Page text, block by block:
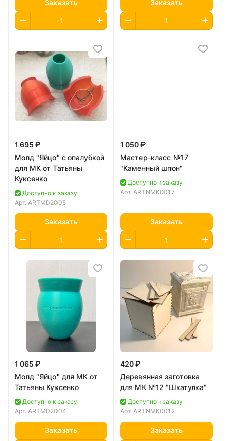
Заказать Заказать
1 695 ₽
Молд "Яйцо" с опалубкой
для МК от Татьяны
Куксенко
Доступно к заказу
Арт. ARTMD2005
Заказать
1 050 ₽
Мастер-класс №17
"Каменный шпон"
Доступно к заказу
Арт. ARTNMK0017
Заказать
1 065 ₽
Молд "Яйцо" для МК от
Татьяны Куксенко
Доступно к заказу
Арт. ARTMD2004
Заказать
420 ₽
Деревянная заготовка
для МК №12 "Шкатулка"
Доступно к заказу
Арт. ARTNMK0012
Заказать